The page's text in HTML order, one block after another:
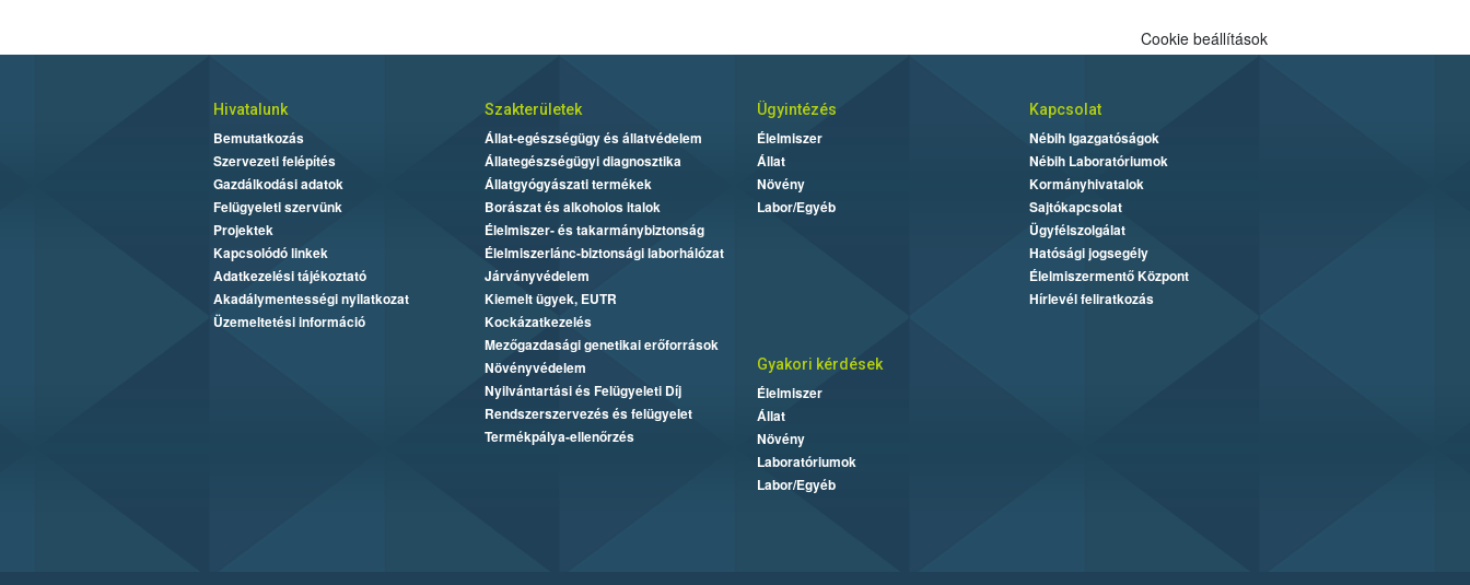
Cookie beállítások
Hivatalunk
Bemutatkozás
Szervezeti felépítés
Gazdálkodási adatok
Felügyeleti szervünk
Projektek
Kapcsolódó linkek
Adatkezelési tájékoztató
Akadálymentességi nyilatkozat
Üzemeltetési információ
Szakterületek
Állat-egészségügy és állatvédelem
Állategészségügyi diagnosztika
Állatgyógyászati termékek
Borászat és alkoholos italok
Élelmiszer- és takarmánybiztonság
Élelmiszerlánc-biztonsági laborhálózat
Járványvédelem
Kiemelt ügyek, EUTR
Kockázatkezelés
Mezőgazdasági genetikai erőforrások
Növényvédelem
Nyilvántartási és Felügyeleti Díj
Rendszerszervezés és felügyelet
Termékpálya-ellenőrzés
Ügyintézés
Élelmiszer
Állat
Növény
Labor/Egyéb
Kapcsolat
Nébih Igazgatóságok
Nébih Laboratóriumok
Kormányhivatalok
Sajtókapcsolat
Ügyfélszolgálat
Hatósági jogsegély
Élelmiszermentő Központ
Hírlevél feliratkozás
Gyakori kérdések
Élelmiszer
Állat
Növény
Laboratóriumok
Labor/Egyéb